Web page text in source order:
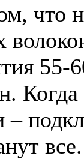
что
55-
Когда
–
все.